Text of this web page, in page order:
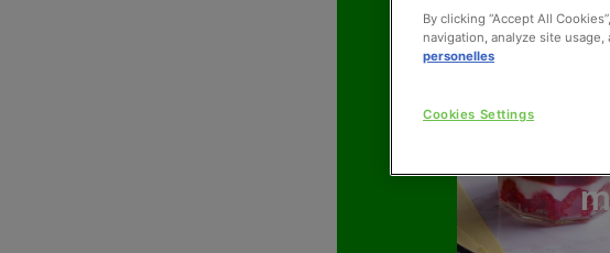
By clicking “Accept All
navigation, analyze site
personelles
Cookies Settings